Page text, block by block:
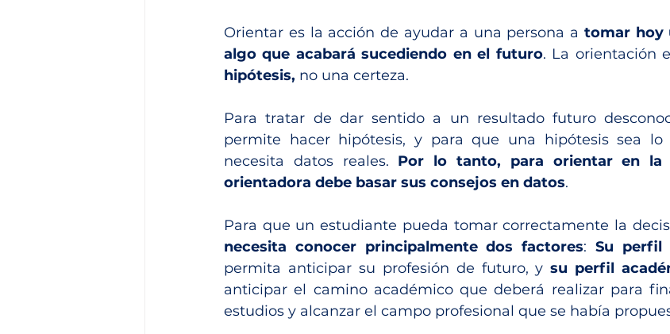
Orientar es la acción de ayudar a una persona a tomar hoy
algo que acabará sucediendo en el futuro. La orientación
hipótesis, no una certeza.
Para tratar de dar sentido a un resultado futuro
permite hacer hipótesis, y para que una hipótesis sea lo
necesita datos reales. Por lo tanto, para orientar en
orientadora debe basar sus consejos en datos.
necesita conocer principalmente dos factores: Su perfil
permita anticipar su profesión de futuro, y su perfil
anticipar el camino académico que deberá realizar para
estudios y alcanzar el campo profesional que se había